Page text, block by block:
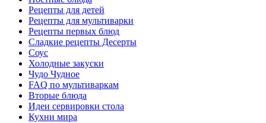
Рецепты для детей
Рецепты для мультиварки
Рецепты первых блюд
Сладкие рецепты Десерты
Соус
Холодные закуски
Чудо Чудное
FAQ по мультиваркам
Вторые блюда
Идеи сервировки стола
Кухни мира